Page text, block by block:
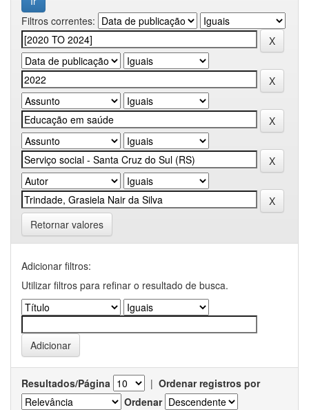
Filtros correntes:
Retornar valores
Adicionar filtros:
Utilizar filtros para refinar o resultado de busca.
Resultados/Página | Ordenar registros por
Ordenar